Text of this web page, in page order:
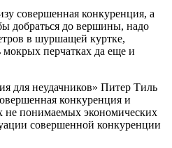
совершенная конкуренция, а
добраться до вершины, надо
в шуршащей куртке,
мокрых перчатках да еще и
для неудачников» Питер Тиль
конкуренция и
понимаемых экономических
совершенной конкуренции